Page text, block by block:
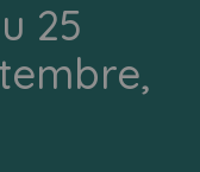
25